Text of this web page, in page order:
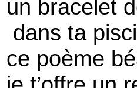
un bracelet
dans ta
ce poème